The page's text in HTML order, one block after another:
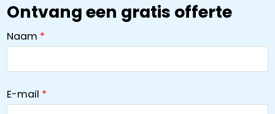
Ontvang een gratis offerte
Naam
E-mail